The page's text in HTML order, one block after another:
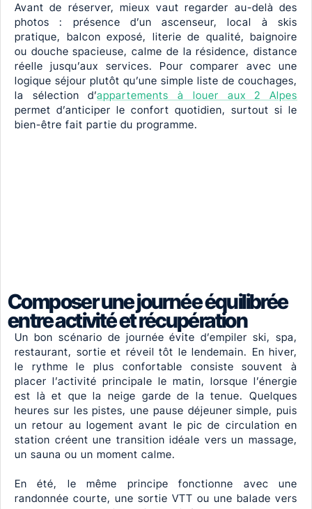
Avant de réserver, mieux vaut regarder au-delà des
photos : présence d’un ascenseur, local à skis
pratique, balcon exposé, literie de qualité, baignoire
ou douche spacieuse, calme de la résidence, distance
réelle jusqu’aux services. Pour comparer avec une
logique séjour plutôt qu’une simple liste de couchages,
la sélection d’appartements à louer aux 2 Alpes
permet d’anticiper le confort quotidien, surtout si le
bien-être fait partie du programme.
Composer une journée équilibrée
entre activité et récupération
Un bon scénario de journée évite d’empiler ski, spa,
restaurant, sortie et réveil tôt le lendemain. En hiver,
le rythme le plus confortable consiste souvent à
placer l’activité principale le matin, lorsque l’énergie
est là et que la neige garde de la tenue. Quelques
heures sur les pistes, une pause déjeuner simple, puis
un retour au logement avant le pic de circulation en
station créent une transition idéale vers un massage,
un sauna ou un moment calme.
En été, le même principe fonctionne avec une
randonnée courte, une sortie VTT ou une balade vers